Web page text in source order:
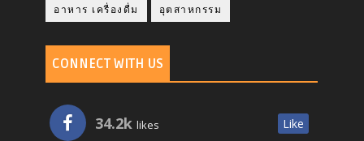
อาหาร เครื่องดื่ม อุตสาหกรรม
CONNECT WITH US
34.2k likes Like